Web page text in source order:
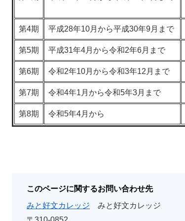
第4期 平成28年10月から平成30年9月まで
第5期 平成31年4月から令和2年6月まで
第6期 令和2年10月から令和3年12月まで
第7期 令和4年1月から令和5年3月まで
第8期 令和5年4月から
このページに関するお問い合わせ先
みと好文カレッジ
みと好文カレッジ